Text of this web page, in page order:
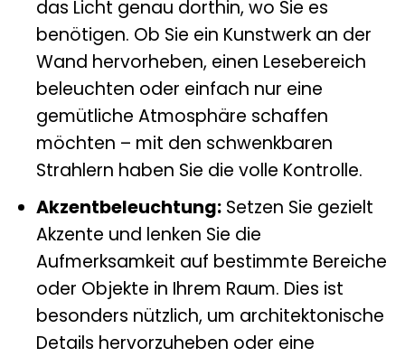
das Licht genau dorthin, wo Sie es
benötigen. Ob Sie ein Kunstwerk an der
Wand hervorheben, einen Lesebereich
beleuchten oder einfach nur eine
gemütliche Atmosphäre schaffen
möchten – mit den schwenkbaren
Strahlern haben Sie die volle Kontrolle.
Akzentbeleuchtung:Setzen Sie gezielt
Akzente und lenken Sie die
Aufmerksamkeit auf bestimmte Bereiche
oder Objekte in Ihrem Raum. Dies ist
besonders nützlich, um architektonische
Details hervorzuheben oder eine